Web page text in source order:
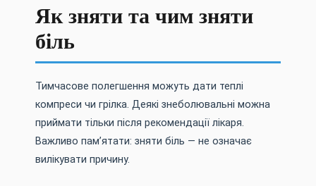
Як зняти та чим зняти
біль
Тимчасове полегшення можуть дати теплі
компреси чи грілка. Деякі знеболювальні можна
приймати тільки після рекомендації лікаря.
Важливо пам’ятати: зняти біль — не означає
вилікувати причину.